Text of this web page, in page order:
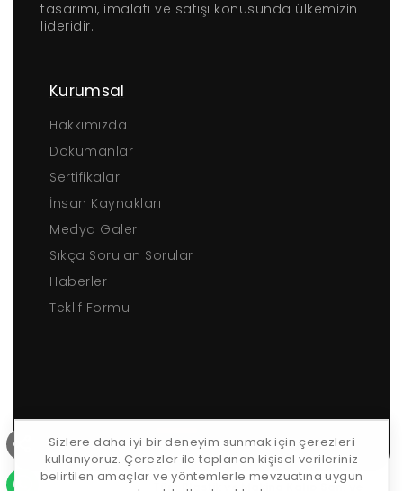
Sizlere daha iyi bir deneyim sunmak için çerezleri
kullanıyoruz. Çerezler ile toplanan kişisel verileriniz
belirtilen amaçlar ve yöntemlerle mevzuatına uygun
tasarımı, imalatı ve satışı konusunda ülkemizin
lideridir.
Kurumsal
Hakkımızda
Dokümanlar
Sertifikalar
İnsan Kaynakları
Medya Galeri
Sıkça Sorulan Sorular
Haberler
Teklif Formu
Copyrights © 2026 · Tüm Plastik ve Makina Kalıp San. ve